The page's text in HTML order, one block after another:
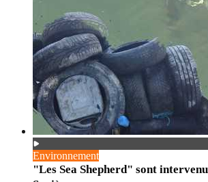
Environnement
"Les Sea Shepherd" sont